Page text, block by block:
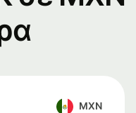
MXN